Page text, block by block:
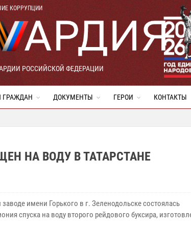
КОРРУПЦИИ
РОССИЙСКОЙ ФЕДЕРАЦИИ
ГРАЖДАН ДОКУМЕНТЫ ГЕРОИ КОНТАКТЫ
НА ВОДУ В ТАТАРСТАНЕ
имени Горького в г. Зеленодольске состоялась
спуска на воду второго рейдового буксира,